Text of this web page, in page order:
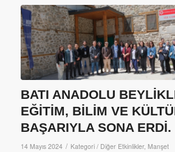
BATI ANADOLU
EĞİTİM, BİLİM VE
BAŞARIYLA SONA ERDİ.
14 Mayıs 2024 / Kategori / Diğer Etkinlikler, Manşet